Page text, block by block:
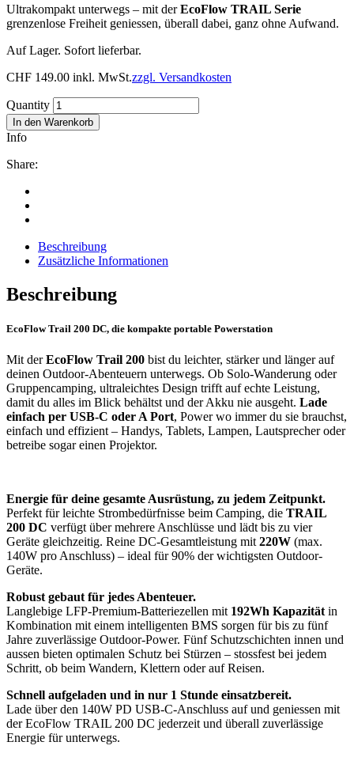
Ultrakompakt unterwegs – mit derEcoFlow TRAIL Serie
grenzenlose Freiheit geniessen, überall dabei, ganz ohne Aufwand.
Auf Lager. Sofort lieferbar.
CHF 149.00 inkl. MwSt.zzgl. Versandkosten
Quantity
In den Warenkorb
Info
Share:
Beschreibung
Zusätzliche Informationen
Beschreibung
EcoFlow Trail 200 DC, die kompakte portable Powerstation
Mit derEcoFlow Trail 200 bist du leichter, stärker und länger auf
deinen Outdoor-Abenteuern unterwegs. Ob Solo-Wanderung oder
Gruppencamping, ultraleichtes Design trifft auf echte Leistung,
damit du alles im Blick behältst und der Akku nie ausgeht. Lade
einfach per USB-C oder A Port, Power wo immer du sie brauchst,
einfach und effizient – Handys, Tablets, Lampen, Lautsprecher oder
betreibe sogar einen Projektor.
Energie für deine gesamte Ausrüstung, zu jedem Zeitpunkt.
Perfekt für leichte Strombedürfnisse beim Camping, die TRAIL
200 DC verfügt über mehrere Anschlüsse und lädt bis zu vier
Geräte gleichzeitig. Reine DC-Gesamtleistung mit220W (max.
140W pro Anschluss) – ideal für 90% der wichtigsten Outdoor-
Geräte.
Robust gebaut für jedes Abenteuer.
Langlebige LFP-Premium-Batteriezellen mit192Wh Kapazitätin
Kombination mit einem intelligenten BMS sorgen für bis zu fünf
Jahre zuverlässige Outdoor-Power. Fünf Schutzschichten innen und
aussen bieten optimalen Schutz bei Stürzen – stossfest bei jedem
Schritt, ob beim Wandern, Klettern oder auf Reisen.
Schnell aufgeladen und in nur 1 Stunde einsatzbereit.
Lade über den 140W PD USB-C-Anschluss auf und geniessen mit
der EcoFlow TRAIL 200 DC jederzeit und überall zuverlässige
Energie für unterwegs.